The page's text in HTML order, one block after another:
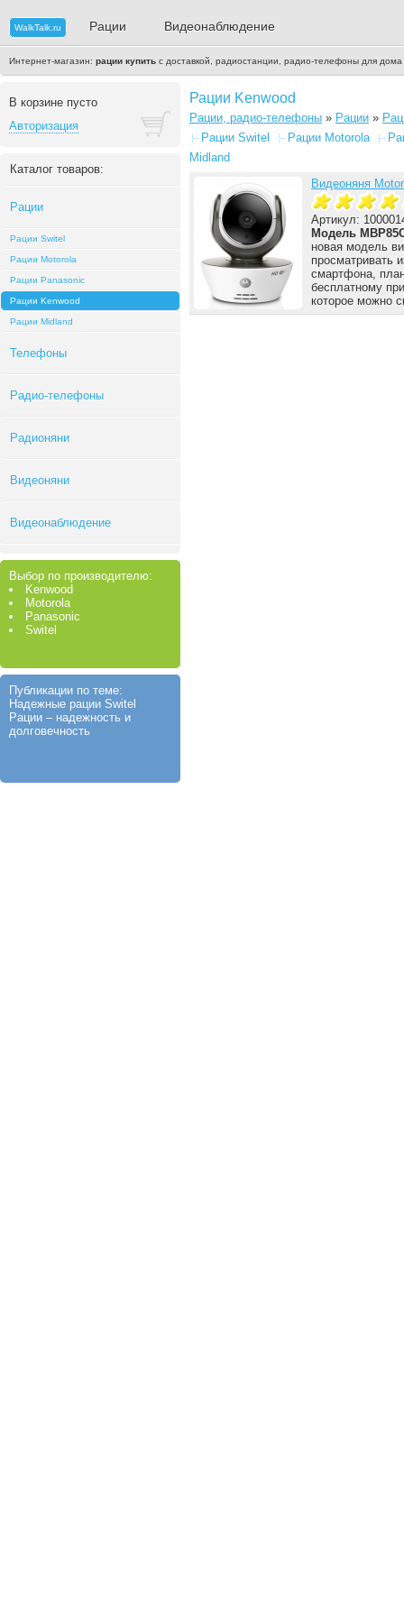
WalkTalk.ru Рации Видеонаблюдение
Интернет-магазин: рации купить с доставкой, радиостанции, радио-телефоны для
В корзине пусто
Авторизация
Каталог товаров:
Рации
Рации Switel
Рации Motorola
Рации Panasonic
Рации Kenwood
Рации Midland
Телефоны
Радио-телефоны
Радионяни
Видеоняни
Видеонаблюдение
Выбор по производителю:
Kenwood
Motorola
Panasonic
Switel
Публикации по теме:
Надежные рации Switel
Рации – надежность и
долговечность
Рации Kenwood
Рации, радио-телефоны » Рации »
Рации Switel
Рации Motorola
Midland
Видеоняня
Артикул:
Модель
новая модель
просматривать
смартфона,
бесплатному
которое можно